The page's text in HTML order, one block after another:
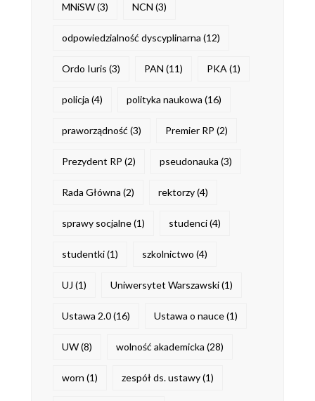
MNiSW(3) NCN (3)
odpowiedzialność dyscyplinarna (12)
Ordo Iuris (3) PAN (11) PKA (1)
policja (4) polityka naukowa (16)
praworządność (3) Premier RP (2)
Prezydent RP (2) pseudonauka (3)
Rada Główna (2) rektorzy(4)
sprawy socjalne(1) studenci(4)
studentki(1) szkolnictwo (4)
UJ (1) Uniwersytet Warszawski(1)
Ustawa 2.0(16) Ustawa o nauce(1)
UW(8) wolność akademicka (28)
worn (1) zespół ds. ustawy(1)